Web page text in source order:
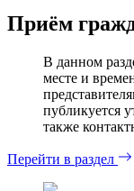
Приём
В данном
месте и
публикуется
также
Перейти в раздел